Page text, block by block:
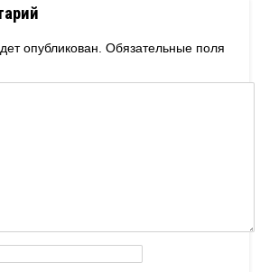
опубликован. Обязательные поля